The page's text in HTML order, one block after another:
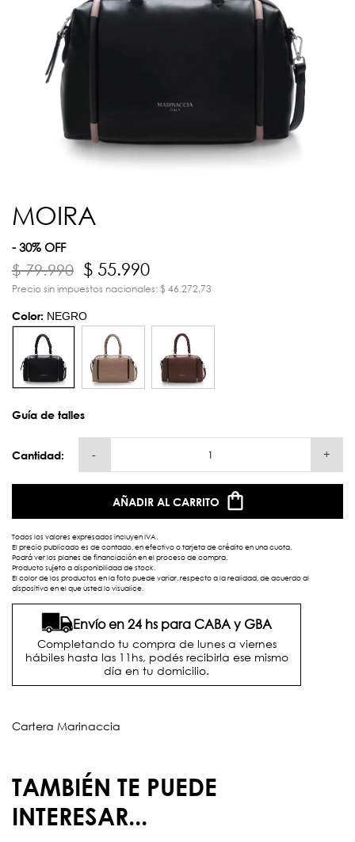
MOIRA
- 30% OFF
$ 79.990 $ 55.990
Precio sin impuestos nacionales: $ 46.272,73
Color: NEGRO
Guía de talles
Cantidad: - +
AÑADIR AL CARRITO
Todos los valores expresados incluyen IVA.
El precio publicado es de contado, en efectivo o tarjeta de crédito en una cuota.
Podrá ver los planes de financiación en el proceso de compra.
Producto sujeto a disponibilidad de stock.
El color de los productos en la foto puede variar, respecto a la realidad, de acuerdo al
dispositivo en el que usted lo visualice.
Envío en 24 hs para CABA y GBA
Completando tu compra de lunes a viernes
hábiles hasta las 11hs, podés recibirla ese mismo
día en tu domicilio.
Cartera Marinaccia
TAMBIÉN TE PUEDE
INTERESAR...